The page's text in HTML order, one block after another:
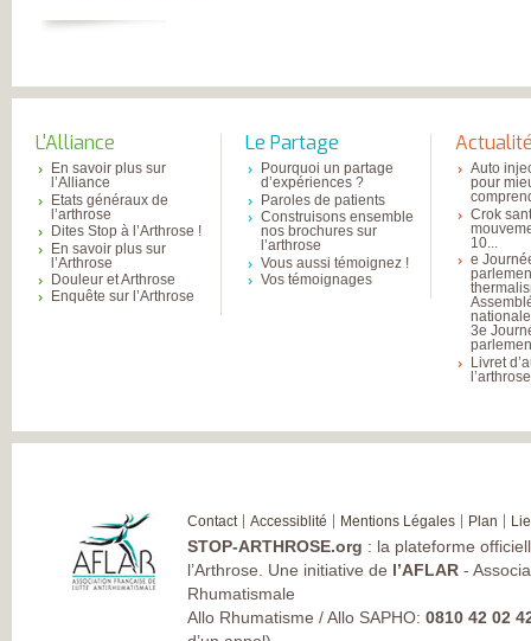
L'Alliance
En savoir plus sur
l’Alliance
Etats généraux de
l’arthrose
Dites Stop à l’Arthrose !
En savoir plus sur
l’Arthrose
Douleur et Arthrose
Enquête sur l’Arthrose
Le Partage
Pourquoi un partage
d’expériences ?
Paroles de patients
Construisons ensemble
nos brochures sur
l’arthrose
Vous aussi témoignez !
Vos témoignages
Auto
pour
Crok
10...
e
3e
Livret
l’arthrose
Contact Accessiblité Mentions Légales Plan
STOP-ARTHROSE.org : la plateforme
l’Arthrose. Une initiative de l’AFLAR -
Rhumatismale
Allo Rhumatisme / Allo SAPHO: 0810 42 02